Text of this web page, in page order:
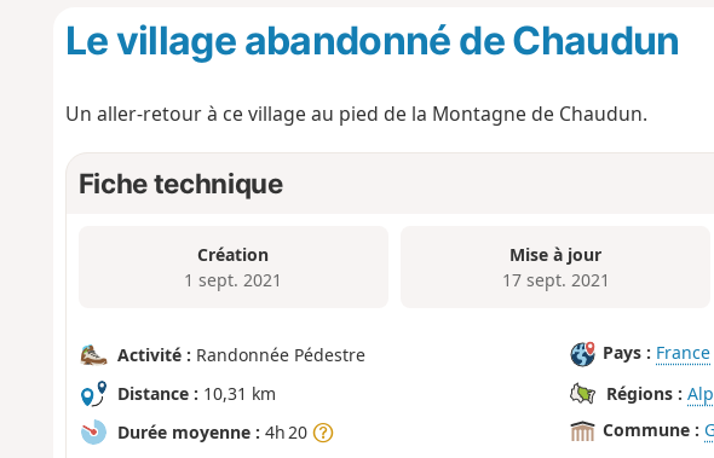
Le village abandonné de Chaudun
Un aller-retour à ce village au pied de la Montagne de Chaudun.
Fiche technique
Création
1 sept. 2021
Mise à jour
17 sept. 2021
Activité : Randonnée Pédestre
Distance : 10,31 km
Durée moyenne : 4h 20
Pays : France
Régions :
Commune :